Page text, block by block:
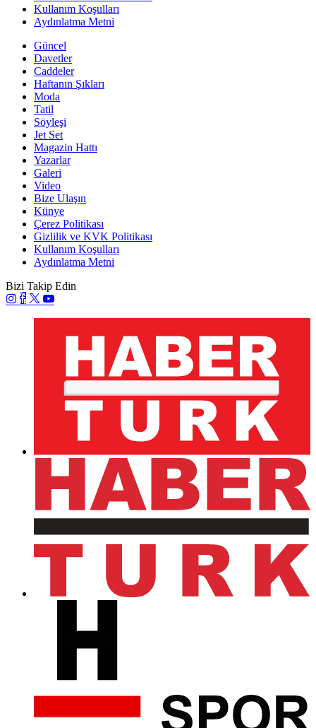
Kullanım Koşulları
Aydınlatma Metni
Güncel
Davetler
Caddeler
Haftanın Şıkları
Moda
Tatil
Söyleşi
Jet Set
Magazin Hattı
Yazarlar
Galeri
Video
Bize Ulaşın
Künye
Çerez Politikası
Gizlilik ve KVK Politikası
Kullanım Koşulları
Aydınlatma Metni
Bizi Takip Edin